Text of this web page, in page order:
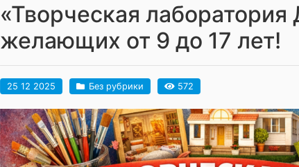
«Творческая
желающих от 9 до 17 лет!
25 12 2025 Без рубрики 572